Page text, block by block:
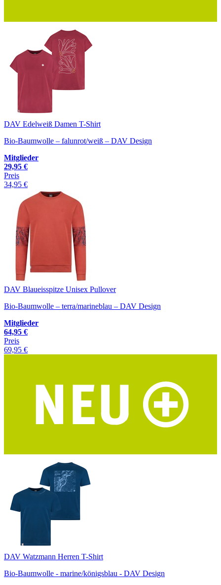
DAV Edelweiß Damen T-Shirt
Bio-Baumwolle – falunrot/weiß – DAV Design
Mitglieder
29,95 €
Preis
34,95 €
DAV Blaueisspitze Unisex Pullover
Bio-Baumwolle – terra/marineblau – DAV Design
Mitglieder
64,95 €
Preis
69,95 €
DAV Watzmann Herren T-Shirt
Bio-Baumwolle - marine/königsblau - DAV Design